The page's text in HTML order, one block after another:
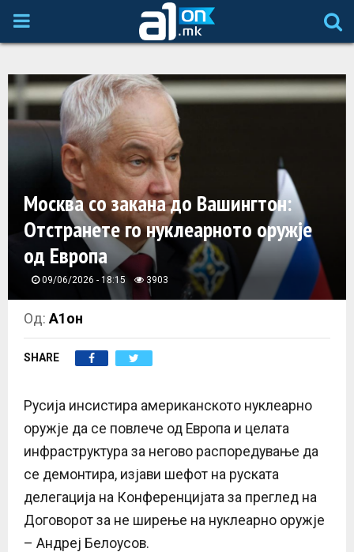
P
I
A
R
M
E
N
U
Москва со закана до Вашингтон:
Отстранете го нуклеарното оружје
од Европа
09/06/2026 - 18:15 3903
Од:А1он
SHARE
Русија инсистира американското нуклеарно
оружје да се повлече од Европа и целата
инфраструктура за негово распоредување да
се демонтира, изјави шефот на руската
делегација на Конференцијата за преглед на
Договорот за не ширење на нуклеарно оружје
– Андреј Белоусов.